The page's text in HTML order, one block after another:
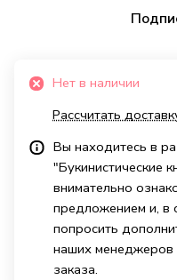
Нет в наличии
Рассчитать
Вы находитесь в
"Букинистические
внимательно
предложением и, в
попросить
наших менеджеров
заказа.